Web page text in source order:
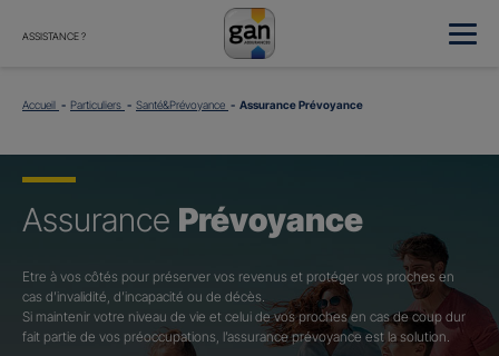
ASSISTANCE ?
Accueil Particuliers Santé&Prévoyance Assurance Prévoyance
Assurance Prévoyance
Etre à vos côtés pour préserver vos revenus et protéger vos proches en
cas d’invalidité, d’incapacité ou de décès.
Si maintenir votre niveau de vie et celui de vos proches en cas de coup dur
fait partie de vos préoccupations, l’assurance prévoyance est la solution.